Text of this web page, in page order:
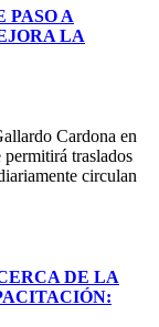
PASO A
LA
Cardona en
traslados
circulan
DE LA